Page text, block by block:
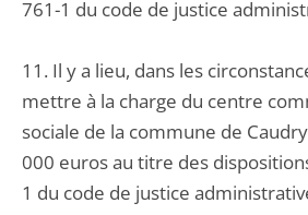
761-1 du code de justice
11. Il y a lieu, dans les
mettre à la charge du centre
sociale de la commune de
000 euros au titre des
1 du code de justice